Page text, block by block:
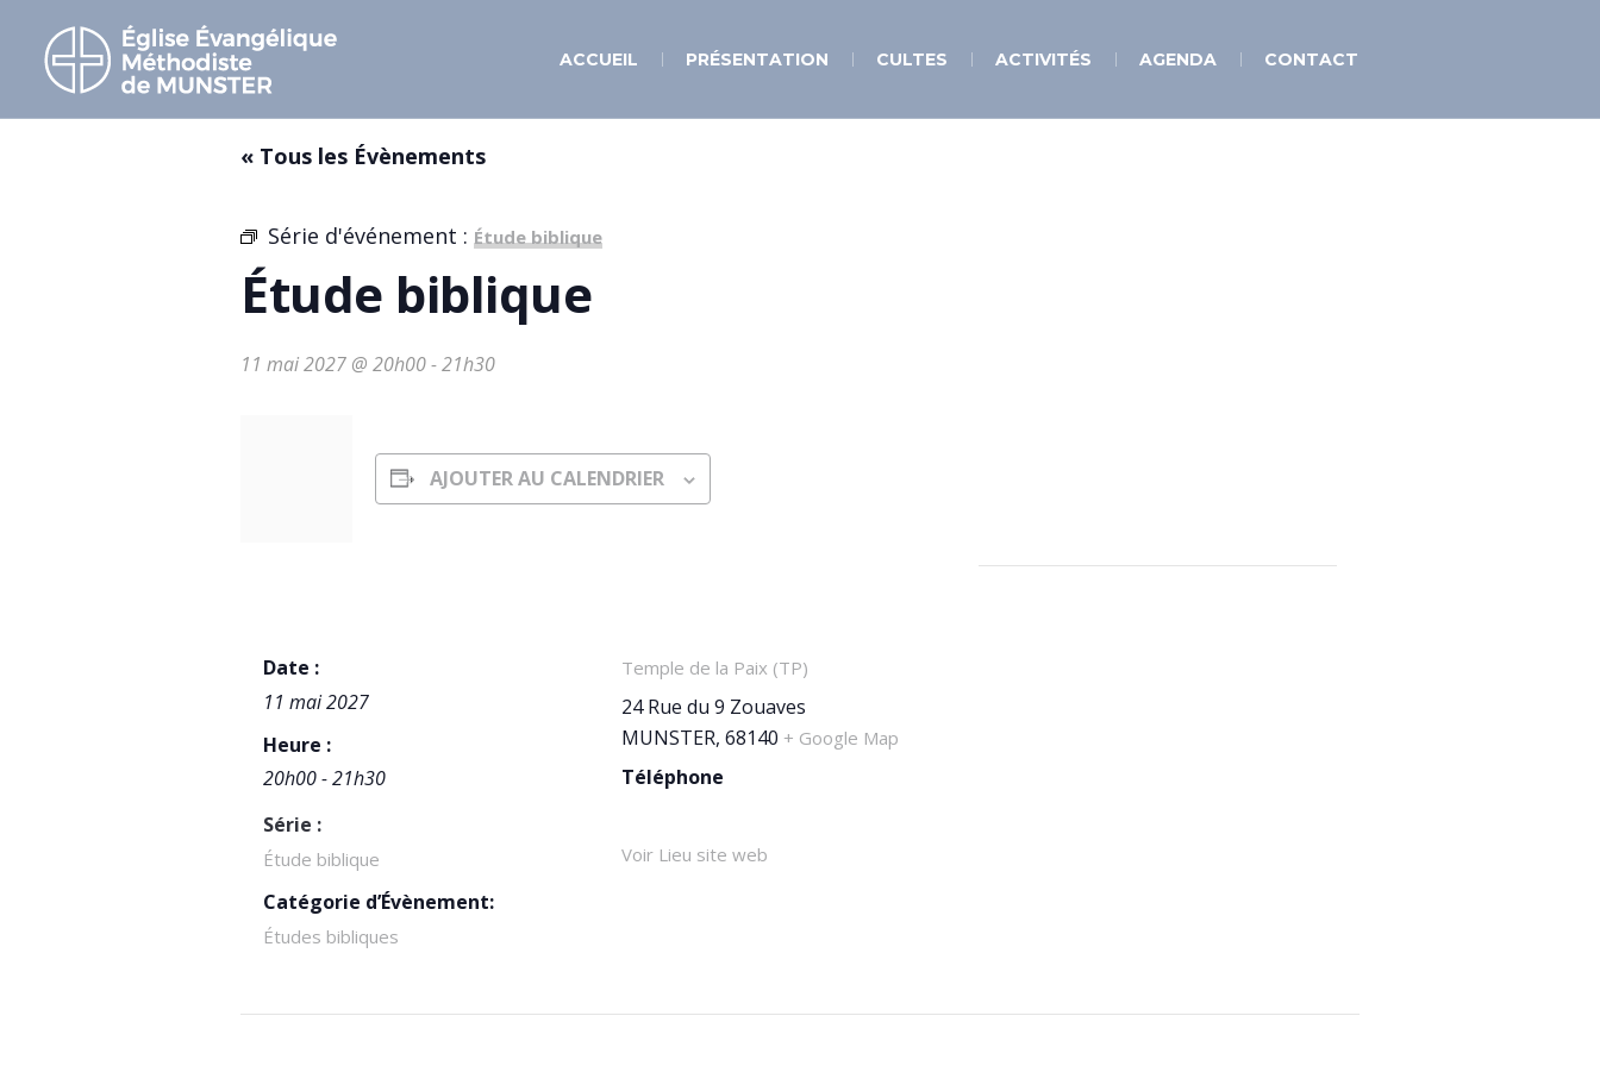
ACCUEIL PRÉSENTATION CULTES ACTIVITÉS AGENDA CONTACT
« Tous les Évènements
Série d'événement : Étude biblique
Étude biblique
11 mai 2027 @ 20h00-21h30
AJOUTER AU CALENDRIER
Date :
11 mai 2027
Heure :
20h00 - 21h30
Série :
Étude biblique
Catégorie d’Évènement:
Études bibliques
Temple de la Paix (TP)
24 Rue du 9 Zouaves
MUNSTER, 68140 + Google Map
Téléphone
Voir Lieu site web